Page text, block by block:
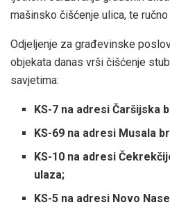
mašinsko čišćenje ulica, te
Odjeljenje za građevinske
objekata danas vrši čišćenje
savjetima:
KS-7 na adresi Čaršijska
KS-69 na adresi Musala
KS-10 na adresi
ulaza;
KS-5 na adresi Novo